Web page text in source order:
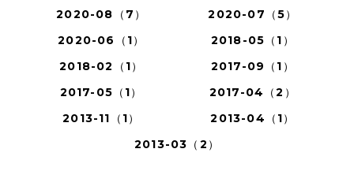
2020-08（7）
2020-07（5）
2020-06（1）
2018-05（1）
2018-02（1）
2017-09（1）
2017-05（1）
2017-04（2）
2013-11（1）
2013-04（1）
2013-03（2）